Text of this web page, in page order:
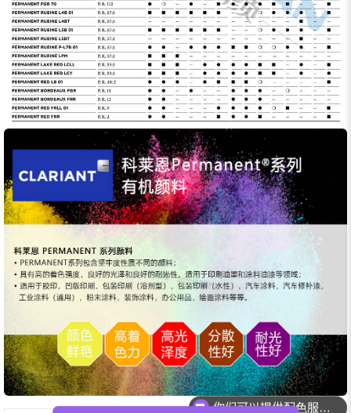
你们可以提供配色服务吗？